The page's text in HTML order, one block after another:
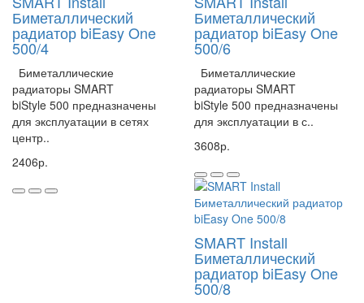
Назначение
Для радиатора
Форма
Угловой
Диаметр
Материал
Высококачественные материалы
Как установить шаровой кран Fusitek?
Установка шарового крана Fusitek не требует специальных навыков
или инструментов. Следуйте инструкции, и вы сможете установить
кран самостоятельно.
Где купить шаровой кран Fusitek?
приобрести в нашем магазине. Мы предлагаем широкий выбор
товаров для систем отопления по выгодным ценам. Не упустите
возможность приобрести качественный продукт по выгодной цене!
Биметаллический
радиатор biEasy One
500/4
Биметаллические
радиаторы SMART
biStyle 500 предназначены
для эксплуатации в сетях
центр..
2406р.
Биметаллический
радиатор biEasy One
500/6
Биметаллические
радиаторы SMART
biStyle 500 предназначены
для эксплуатации в с..
3608р.
SMART Install
Биметаллический
радиатор biEasy One
500/8